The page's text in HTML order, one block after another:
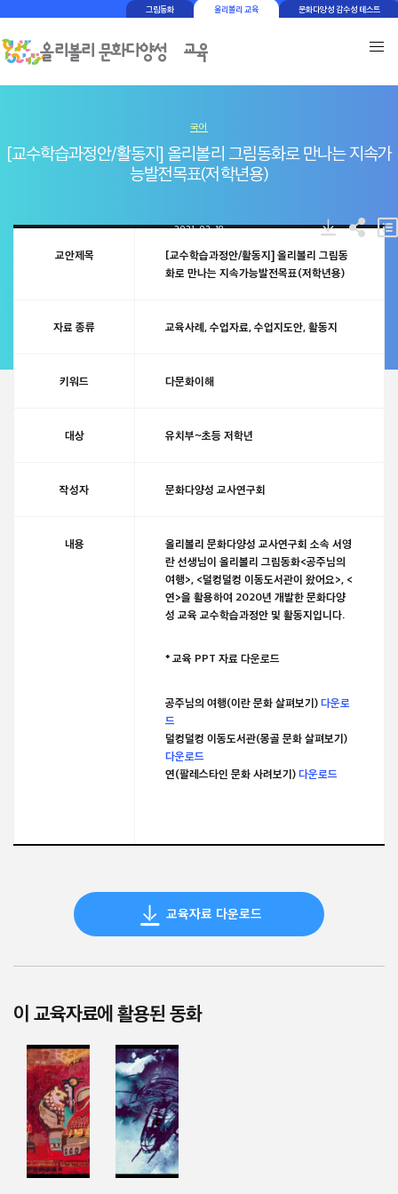
그림동화 올리볼리 교육 문화다양성 감수성 테스트
국어
[교수학습과정안/활동지] 올리볼리 그림동화로 만나는 지속가
능발전목표(저학년용)
2021-03-18
교안제목
[교수학습과정안/활동지] 올리볼리 그림동
화로 만나는 지속가능발전목표(저학년용)
자료 종류 교육사례,수업자료,수업지도안,활동지
키워드 다문화이해
대상 유치부~초등 저학년
작성자 문화다양성 교사연구회
내용
올리볼리 문화다양성 교사연구회 소속 서영
란 선생님이 올리볼리 그림동화<공주님의
여행>, <덜컹덜컹 이동도서관이 왔어요>, <
연>을 활용하여 2020년 개발한 문화다양
성 교육 교수학습과정안 및 활동지입니다.
* 교육 PPT 자료 다운로드
공주님의 여행(이란 문화 살펴보기)다운로
드
덜컹덜컹 이동도서관(몽골 문화 살펴보기)
다운로드
연(팔레스타인 문화 사려보기)다운로드
교육자료 다운로드
이 교육자료에 활용된 동화